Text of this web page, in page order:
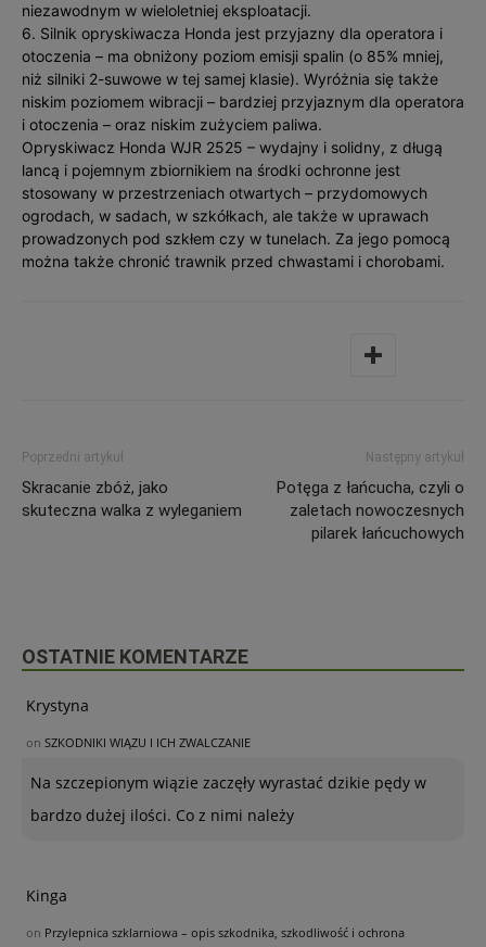
niezawodnym w wieloletniej eksploatacji.
6. Silnik opryskiwacza Honda jest przyjazny dla operatora i
otoczenia – ma obniżony poziom emisji spalin (o 85% mniej,
niż silniki 2-suwowe w tej samej klasie). Wyróżnia się także
niskim poziomem wibracji – bardziej przyjaznym dla operatora
i otoczenia – oraz niskim zużyciem paliwa.
Opryskiwacz Honda WJR 2525 – wydajny i solidny, z długą
lancą i pojemnym zbiornikiem na środki ochronne jest
stosowany w przestrzeniach otwartych – przydomowych
ogrodach, w sadach, w szkółkach, ale także w uprawach
prowadzonych pod szkłem czy w tunelach. Za jego pomocą
można także chronić trawnik przed chwastami i chorobami.
Poprzedni artykuł
Skracanie zbóż, jako
skuteczna walka z wyleganiem
Następny artykuł
Potęga z łańcucha, czyli o
zaletach nowoczesnych
pilarek łańcuchowych
OSTATNIE KOMENTARZE
Krystyna
on SZKODNIKI WIĄZU I ICH ZWALCZANIE
Na szczepionym wiązie zaczęły wyrastać dzikie pędy w
bardzo dużej ilości. Co z nimi należy
Kinga
on Przylepnica szklarniowa – opis szkodnika, szkodliwość i ochrona